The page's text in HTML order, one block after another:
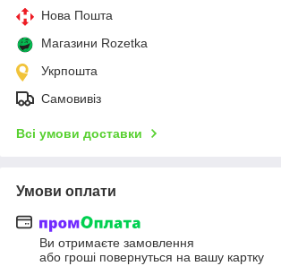
Нова Пошта
Магазини Rozetka
Укрпошта
Самовивіз
Всі умови доставки
Умови оплати
Ви отримаєте замовлення
або гроші повернуться на вашу картку